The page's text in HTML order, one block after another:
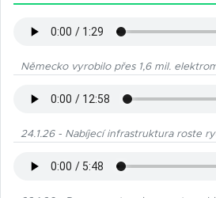
Německo vyrobilo přes 1,6 mil.
24.1.26 - Nabíjecí infrastruktura roste